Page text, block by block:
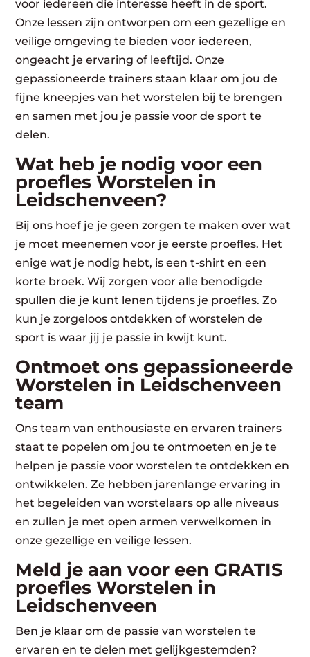
voor iedereen die interesse heeft in de sport.
Onze lessen zijn ontworpen om een gezellige en
veilige omgeving te bieden voor iedereen,
ongeacht je ervaring of leeftijd. Onze
gepassioneerde trainers staan klaar om jou de
fijne kneepjes van het worstelen bij te brengen
en samen met jou je passie voor de sport te
delen.
Wat heb je nodig voor een
proefles Worstelen in
Leidschenveen?
Bij ons hoef je je geen zorgen te maken over wat
je moet meenemen voor je eerste proefles. Het
enige wat je nodig hebt, is een t-shirt en een
korte broek. Wij zorgen voor alle benodigde
spullen die je kunt lenen tijdens je proefles. Zo
kun je zorgeloos ontdekken of worstelen de
sport is waar jij je passie in kwijt kunt.
Ontmoet ons gepassioneerde
Worstelen in Leidschenveen
team
Ons team van enthousiaste en ervaren trainers
staat te popelen om jou te ontmoeten en je te
helpen je passie voor worstelen te ontdekken en
ontwikkelen. Ze hebben jarenlange ervaring in
het begeleiden van worstelaars op alle niveaus
en zullen je met open armen verwelkomen in
onze gezellige en veilige lessen.
Meld je aan voor een GRATIS
proefles Worstelen in
Leidschenveen
Ben je klaar om de passie van worstelen te
ervaren en te delen met gelijkgestemden?